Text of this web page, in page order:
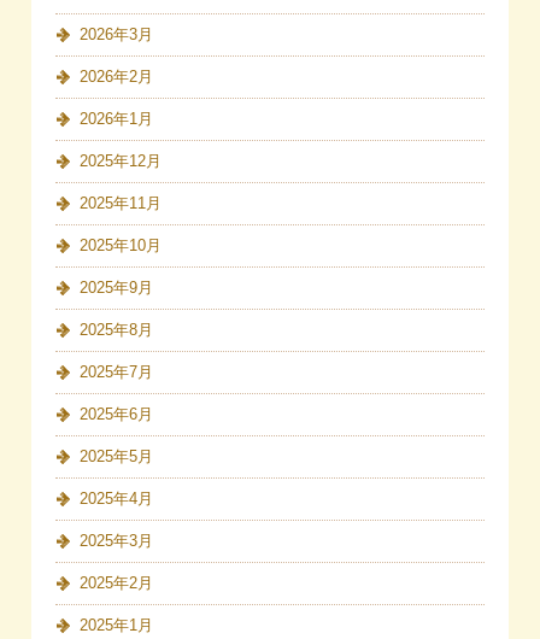
2026年3月
2026年2月
2026年1月
2025年12月
2025年11月
2025年10月
2025年9月
2025年8月
2025年7月
2025年6月
2025年5月
2025年4月
2025年3月
2025年2月
2025年1月